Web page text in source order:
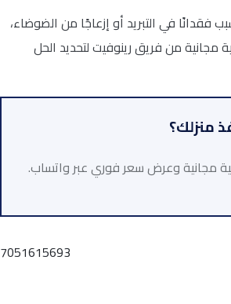
فقدانًا في التبريد أو إزعاجًا من الضوضاء،
مجانية من فريق رينوفيت لتحديد الحل
منزلك؟
مجانية وعرض سعر فوري عبر واتساب.
7051615693